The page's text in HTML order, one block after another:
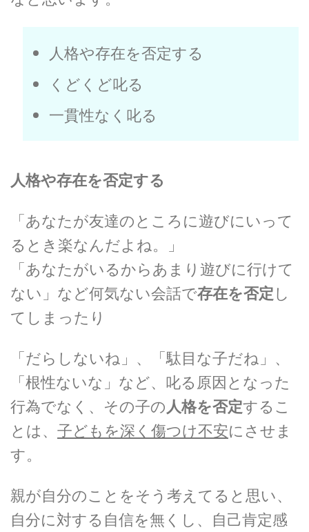
人格や存在を否定する
くどくど叱る
一貫性なく叱る
人格や存在を否定する
「あなたが友達のところに遊びにいって
るとき楽なんだよね。」
「あなたがいるからあまり遊びに行けて
ない」など何気ない会話で存在を否定し
てしまったり
「だらしないね」、「駄目な子だね」、
「根性ないな」など、叱る原因となった
行為でなく、その子の人格を否定するこ
とは、 子どもを深く傷つけ不安にさせま
す。
親が自分のことをそう考えてると思い、
自分に対する自信を無くし、自己肯定感